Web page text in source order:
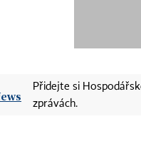
Přidejte si
zprávách.